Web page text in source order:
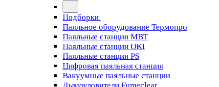
Подборки
Паяльное оборудование Термопро
Паяльные станции MBT
Паяльные станции OKI
Паяльные станции PS
Цифровая паяльная станция
Вакуумные паяльные станции
Дымоуловители Fumeclear